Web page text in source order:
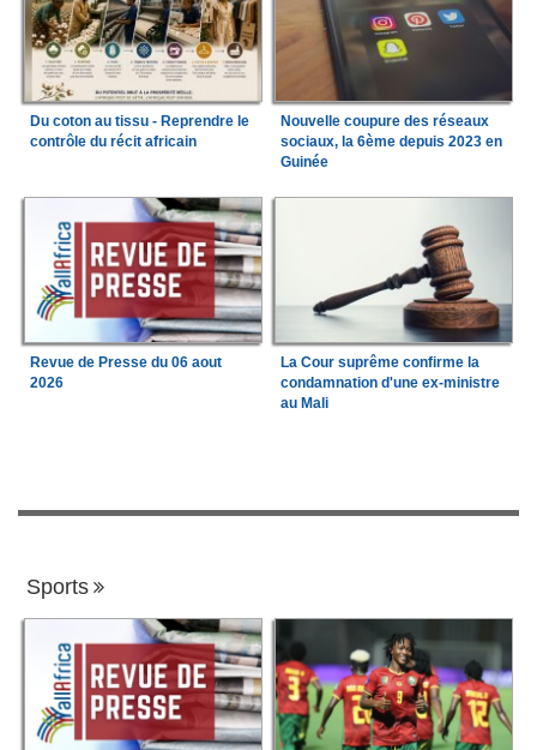
Du coton au tissu - Reprendre le
contrôle du récit africain
Nouvelle coupure des réseaux
sociaux, la 6ème depuis 2023 en
Guinée
Revue de Presse du 06 aout
2026
La Cour suprême confirme la
condamnation d'une ex-ministre
au Mali
Sports